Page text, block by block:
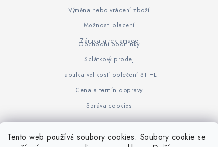
Tento web používá soubory cookies. Soubory cookie se
Výměna nebo vrácení zboží
Možnosti placení
Záruka a reklamace
Obchodní podmínky
Splátkový prodej
Tabulka velikostí oblečení STIHL
Cena a termín dopravy
Správa cookies